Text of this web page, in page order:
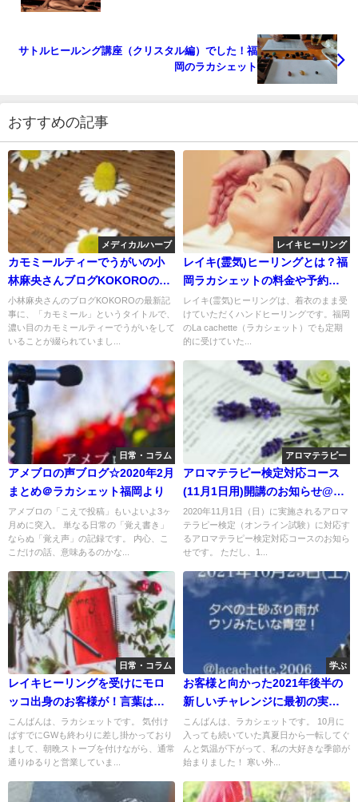
サトルヒールング講座（クリスタル編）でした！福
岡のラカシェット
おすすめの記事
メディカルハーブ
カモミールティーでうがいの小
林麻央さんブログKOKOROの考
察
小林麻央さんのブログKOKOROの最新記
事に、「カモミール」というタイトルで、
濃い目のカモミールティーでうがいをして
いることが綴られていまし...
レイキヒーリング
レイキ(霊気)ヒーリングとは？福
岡ラカシェットの料金や予約方
法
レイキ(霊気)ヒーリングは、着衣のまま受
けていただくハンドヒーリングです。福岡
のLa cachette（ラカシェット）でも定期
的に受けていた...
日常・コラム
アメブロの声ブログ☆2020年2月
まとめ＠ラカシェット福岡より
アメブロの「こえで投稿」もいよいよ3ヶ
月めに突入。 単なる日常の「覚え書き」
ならぬ「覚え声」の記録です。 内心、こ
こだけの話、意味あるのかな...
アロマテラピー
アロマテラピー検定対応コース
(11月1日用)開講のお知らせ@ラ
カシェット福岡
2020年11月1日（日）に実施されるアロマ
テラピー検定（オンライン試験）に対応す
るアロマテラピー検定対応コースのお知ら
せです。 ただし、1...
日常・コラム
レイキヒーリングを受けにモロ
ッコ出身のお客様が！言葉は通
じなくてもなんとかなる
こんばんは、ラカシェットです。 気付け
ばすでにGWも終わりに差し掛かっており
まして、朝晩ストーブを付けながら、通常
通りゆるりと営業していま...
学ぶ
お客様と向かった2021年後半の
新しいチャレンジに最初の実り
が！
こんばんは、ラカシェットです。 10月に
入っても続いていた真夏日から一転してぐ
んと気温が下がって、私の大好きな季節が
始まりました！ 寒い外...